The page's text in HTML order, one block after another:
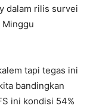
dalam rilis survei
tapi tegas ini
bandingkan
ini kondisi 54%